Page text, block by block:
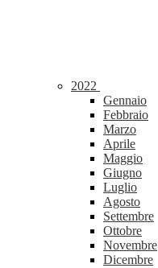
2022
Gennaio
Febbraio
Marzo
Aprile
Maggio
Giugno
Luglio
Agosto
Settembre
Ottobre
Novembre
Dicembre